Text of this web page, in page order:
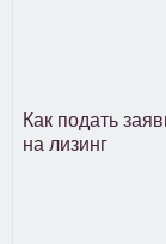
Как подать
на лизинг